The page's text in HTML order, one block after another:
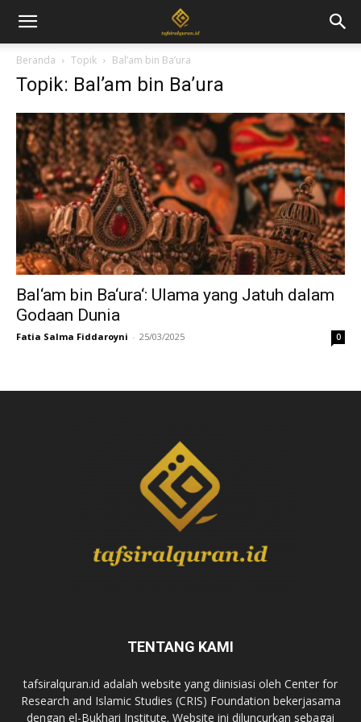
Beranda Topik Bal’am bin Ba’ura
Topik: Bal’am bin Ba’ura
Bal‘am bin Ba‘ura‘: Ulama yang Jatuh dalam
Godaan Dunia
Fatia Salma Fiddaroyni - 25/03/2025 0
TENTANG KAMI
tafsiralquran.id adalah website yang diinisiasi oleh Center for
Research and Islamic Studies (CRIS) Foundation bekerjasama
dengan el-Bukhari Institute. Website ini diluncurkan sebagai